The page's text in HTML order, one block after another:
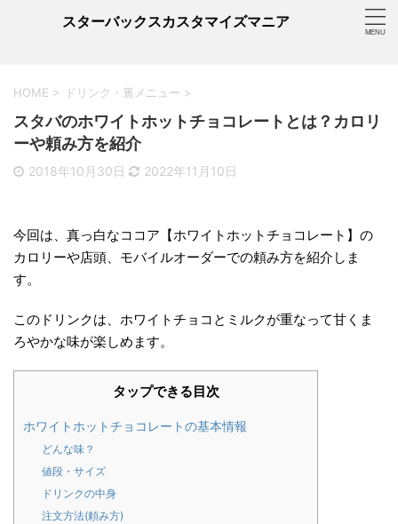
スターバックスカスタマイズマニア
HOME > ドリンク・裏メニュー >
スタバのホワイトホットチョコレートとは？カロリ
ーや頼み方を紹介
2018年10月30日 2022年11月10日
今回は、真っ白なココア【ホワイトホットチョコレート】の
カロリーや店頭、モバイルオーダーでの頼み方を紹介しま
す。
このドリンクは、ホワイトチョコとミルクが重なって甘くま
ろやかな味が楽しめます。
タップできる目次
ホワイトホットチョコレートの基本情報
どんな味？
値段・サイズ
ドリンクの中身
注文方法(頼み方)